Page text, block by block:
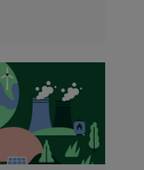
gaz do OZE.